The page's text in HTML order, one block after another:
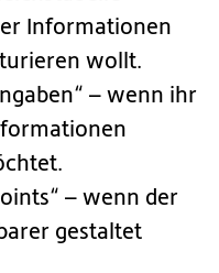
Informationen
wollt.
– wenn ihr
– wenn der
gestaltet